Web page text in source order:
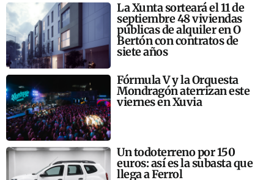
La Xunta sorteará el 11 de
septiembre 48 viviendas
públicas de alquiler en O
Bertón con contratos de
siete años
Fórmula V y la Orquesta
Mondragón aterrizan este
viernes en Xuvia
Un todoterreno por 150
euros: así es la subasta que
llega a Ferrol